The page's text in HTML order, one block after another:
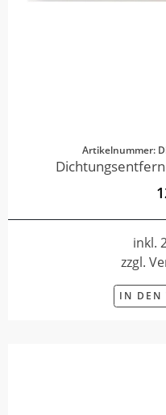
Artikelnummer:
inkl.
zzgl.
IN DEN